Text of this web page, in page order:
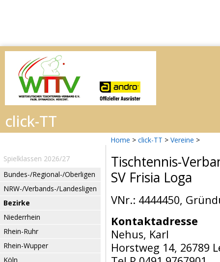
Home > click-TT > Vereine >
Spielklassen 2026/27
Bundes-/Regional-/Oberligen
NRW-/Verbands-/Landesligen
Bezirke
Niederrhein
Rhein-Ruhr
Rhein-Wupper
Köln
Tischtennis-
SV Frisia Loga
VNr.: 4444450,
Kontaktadresse
Nehus, Karl
Horstweg 14, 26789